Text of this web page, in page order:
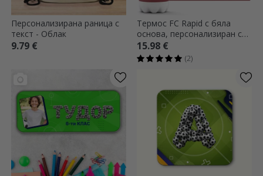
Персонализирана раница с
текст - Облак
9.79 €
Термос FC Rapid с бяла
основа, персонализиран с
име и лого
15.98 €
(2)